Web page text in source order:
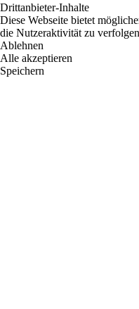
Drittanbieter-Inhalte
Diese Webseite bietet
die Nutzeraktivität zu
Ablehnen
Alle akzeptieren
Speichern